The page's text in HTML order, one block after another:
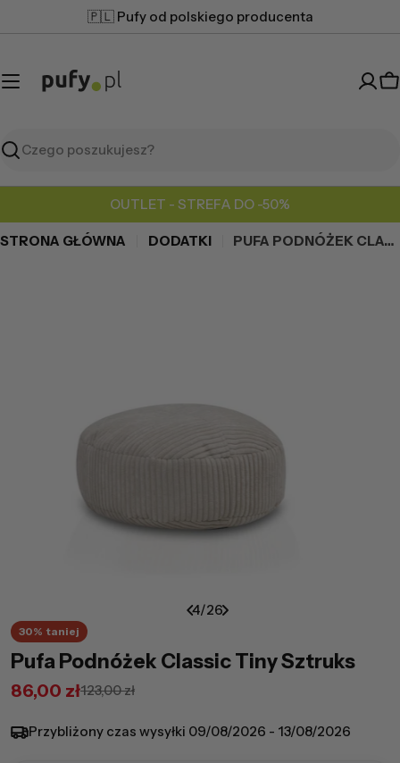
do
🇵🇱 Pufy od polskiego producenta
Szukaj
OUTLET - STREFA DO -50%
STRONA GŁÓWNA DODATKI PUFA PODNÓŻEK CLASSIC TINY SZTRUKS
4/26
30% taniej
Pufa Podnóżek Classic Tiny Sztruks
Cena
86,00 zł
Cena
123,00 zł
Przybliżony czas wysyłki 09/08/2026 - 13/08/2026